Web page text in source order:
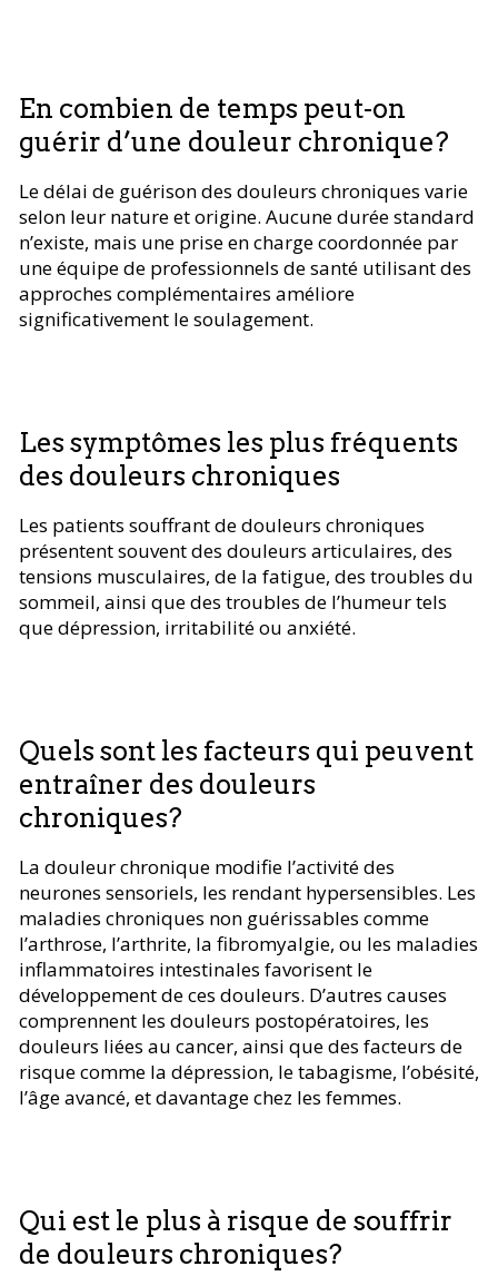
En combien de temps peut-on
guérir d’une douleur chronique?
Le délai de guérison des douleurs chroniques varie
selon leur nature et origine. Aucune durée standard
n’existe, mais une prise en charge coordonnée par
une équipe de professionnels de santé utilisant des
approches complémentaires améliore
significativement le soulagement.
Les symptômes les plus fréquents
des douleurs chroniques
Les patients souffrant de douleurs chroniques
présentent souvent des douleurs articulaires, des
tensions musculaires, de la fatigue, des troubles du
sommeil, ainsi que des troubles de l’humeur tels
que dépression, irritabilité ou anxiété.
Quels sont les facteurs qui peuvent
entraîner des douleurs
chroniques?
La douleur chronique modifie l’activité des
neurones sensoriels, les rendant hypersensibles. Les
maladies chroniques non guérissables comme
l’arthrose, l’arthrite, la fibromyalgie, ou les maladies
inflammatoires intestinales favorisent le
développement de ces douleurs. D’autres causes
comprennent les douleurs postopératoires, les
douleurs liées au cancer, ainsi que des facteurs de
risque comme la dépression, le tabagisme, l’obésité,
l’âge avancé, et davantage chez les femmes.
Qui est le plus à risque de souffrir
de douleurs chroniques?